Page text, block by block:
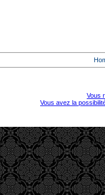
Vous
Vous avez la